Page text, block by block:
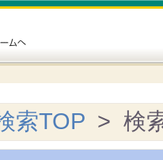
索TOP > 検